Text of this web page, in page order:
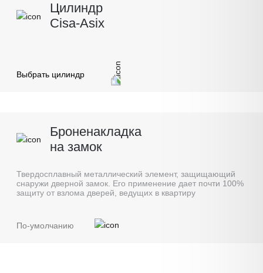
Цилиндр
Cisa-Asix
Выбрать цилиндр
Броненакладка
на замок
Твердосплавный металлический элемент, защищающий
снаружи дверной замок. Его применение дает почти 100%
защиту от взлома дверей, ведущих в квартиру
По-умолчанию